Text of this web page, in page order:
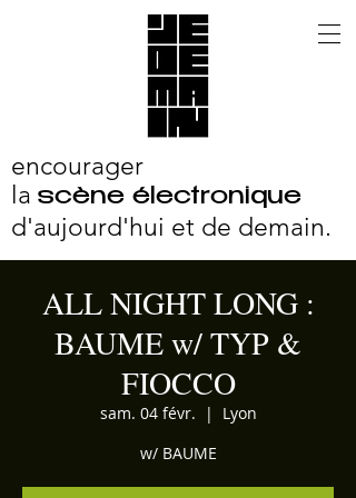
encourager
la scène électronique
d'aujourd'hui et de demain.
ALL NIGHT LONG :
BAUME w/ TYP &
FIOCCO
sam. 04 févr.
  |
Lyon
w/ BAUME